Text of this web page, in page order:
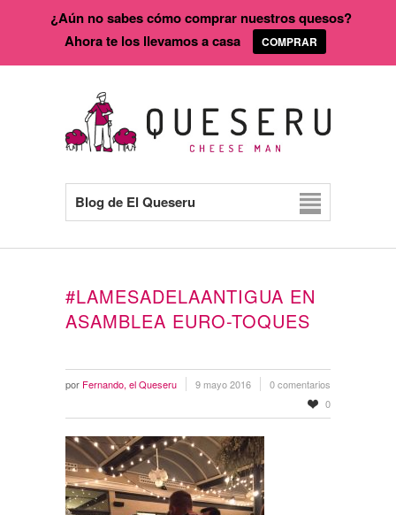
Blog de El Queseru
#LAMESADELAANTIGUA EN
ASAMBLEA EURO-TOQUES
por Fernando, el Queseru 9 mayo 2016
0 comentarios
0
¿Aún no sabes cómo comprar nuestros quesos?
Ahora te los llevamos a casa
COMPRAR